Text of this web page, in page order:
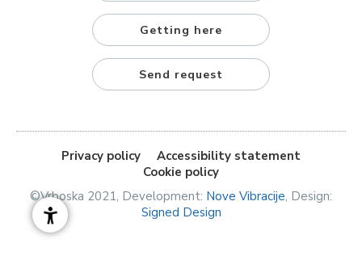
Getting here
Send request
Privacy policy
Accessibility statement
Cookie policy
©Vrboska 2021, Development: Nove Vibracije, Design:
Signed Design